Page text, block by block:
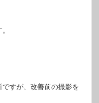
すが、改善前の撮影を